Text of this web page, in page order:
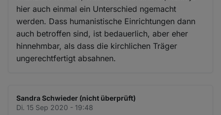
hier auch einmal ein Unterschied ngemacht
werden. Dass humanistische Einrichtungen dann
auch betroffen sind, ist bedauerlich, aber eher
hinnehmbar, als dass die kirchlichen Träger
ungerechtfertigt absahnen.
Sandra Schwieder (nicht überprüft)
Di. 15 Sep 2020 - 19:48